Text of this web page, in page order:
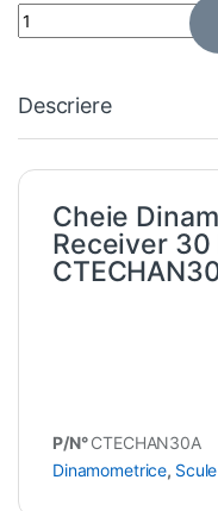
Quantity
Descriere
Cheie
Receiver 30
P/N°CTECHAN30A
Dinamometrice,